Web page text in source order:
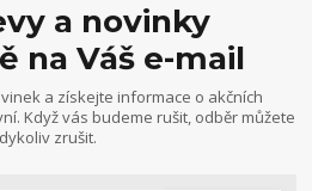
a novinky
na Váš e-mail
a získejte informace o akčních
Když vás budeme rušit, odběr můžete
zrušit.